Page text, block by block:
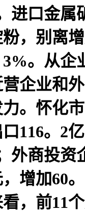
进口金属
，别离增
。从企
企业和
。怀化
116。2
外商投资
增加60
，前11